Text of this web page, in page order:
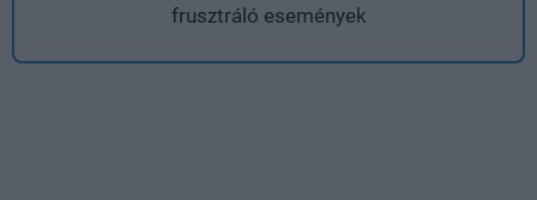
frusztráló események